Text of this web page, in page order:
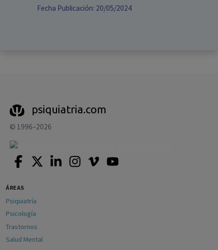
Fecha Publicación: 20/05/2024
psiquiatria.com
© 1996–2026
ÁREAS
Psiquiatría
Psicología
Trastornos
Salud Mental